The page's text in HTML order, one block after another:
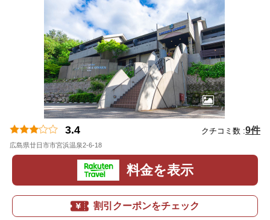
3.4 クチコミ数 :9件
広島県廿日市市宮浜温泉2-6-18
料金を表示
割引クーポンをチェック